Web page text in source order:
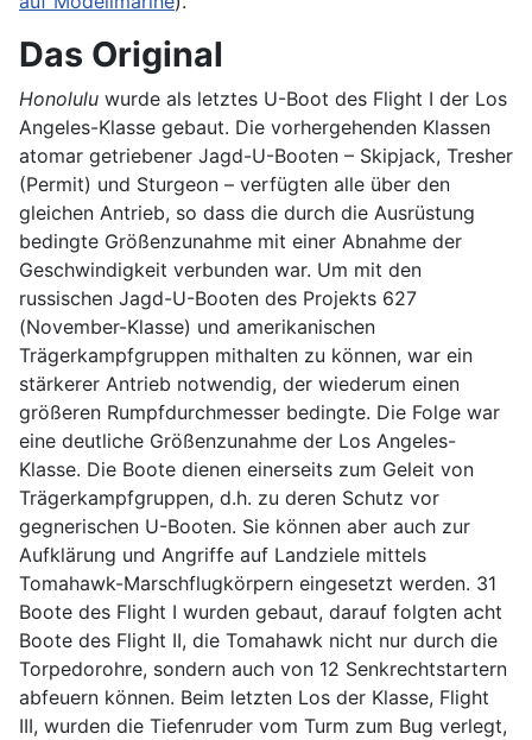
Das Original
Honolulu wurde als letztes U-Boot des Flight I der Los
Angeles-Klasse gebaut. Die vorhergehenden Klassen
atomar getriebener Jagd-U-Booten – Skipjack, Tresher
(Permit) und Sturgeon – verfügten alle über den
gleichen Antrieb, so dass die durch die Ausrüstung
bedingte Größenzunahme mit einer Abnahme der
Geschwindigkeit verbunden war. Um mit den
russischen Jagd-U-Booten des Projekts 627
(November-Klasse) und amerikanischen
Trägerkampfgruppen mithalten zu können, war ein
stärkerer Antrieb notwendig, der wiederum einen
größeren Rumpfdurchmesser bedingte. Die Folge war
eine deutliche Größenzunahme der Los Angeles-
Klasse. Die Boote dienen einerseits zum Geleit von
Trägerkampfgruppen, d.h. zu deren Schutz vor
gegnerischen U-Booten. Sie können aber auch zur
Aufklärung und Angriffe auf Landziele mittels
Tomahawk-Marschflugkörpern eingesetzt werden. 31
Boote des Flight I wurden gebaut, darauf folgten acht
Boote des Flight II, die Tomahawk nicht nur durch die
Torpedorohre, sondern auch von 12 Senkrechtstartern
abfeuern können. Beim letzten Los der Klasse, Flight
III, wurden die Tiefenruder vom Turm zum Bug verlegt,